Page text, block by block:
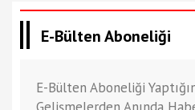
E-Bülten Aboneliği
E-Bülten Aboneliği